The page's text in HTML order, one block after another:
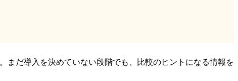
。まだ導入を決めていない段階でも、比較のヒントになる情報を